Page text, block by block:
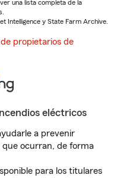
una lista completa de la
Intelligence y State Farm Archive.
propietarios de
eléctricos
a prevenir
que ocurran, de forma
para los titulares